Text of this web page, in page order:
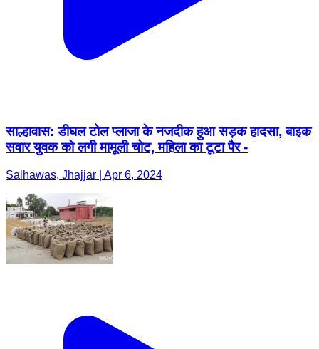
साल्हावास: डीघल टोल प्लाजा के नजदीक हुआ सड़क हादसा, बाइक
सवार युवक को लगी मामूली चोट, महिला का टूटा पैर -
Salhawas, Jhajjar | Apr 6, 2024